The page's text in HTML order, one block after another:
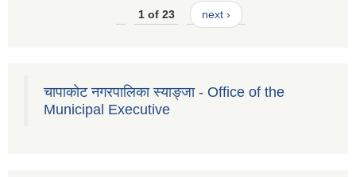
1 of 23 next ›
चापाकोट नगरपालिका स्याङ्जा - Office of the
Municipal Executive